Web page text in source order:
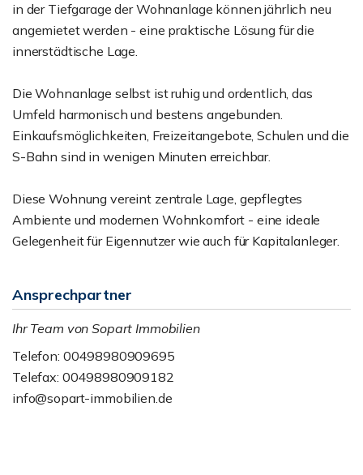
in der Tiefgarage der Wohnanlage können jährlich neu
angemietet werden - eine praktische Lösung für die
innerstädtische Lage.
Die Wohnanlage selbst ist ruhig und ordentlich, das
Umfeld harmonisch und bestens angebunden.
Einkaufsmöglichkeiten, Freizeitangebote, Schulen und die
S-Bahn sind in wenigen Minuten erreichbar.
Diese Wohnung vereint zentrale Lage, gepflegtes
Ambiente und modernen Wohnkomfort - eine ideale
Gelegenheit für Eigennutzer wie auch für Kapitalanleger.
Ansprechpartner
Ihr Team von Sopart Immobilien
Telefon: 00498980909695
Telefax: 00498980909182
info@sopart-immobilien.de